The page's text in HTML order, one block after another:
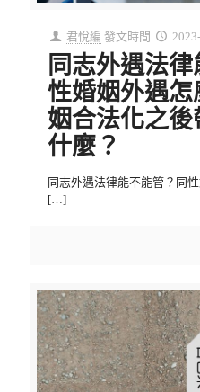
君悅編 發文時間
同志外遇法
性婚姻外遇
姻合法化之
什麼？
同志外遇法律能不能管？同
[…]